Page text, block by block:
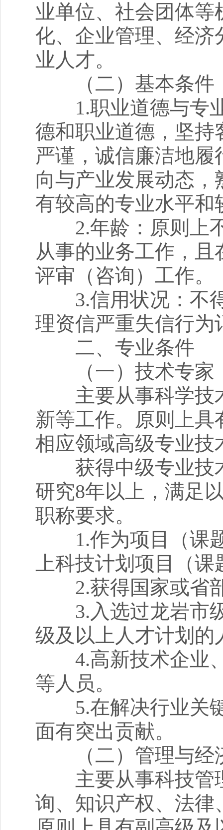
业单位、社会团体
化、企业管理、经济
业人才。
（二）基本条件
1.职业道德与专业
德和职业道德，坚持
严谨，诚信廉洁地
向与产业发展动态
有较高的专业水平和
2.年龄：原则上不
从事的业务工作，
评审（咨询）工作。
3.信用状况：不得
理资信严重失信行为
二、专业条件
（一）技术专家
主要从事科学技
新等工作。原则上
相应领域高级专业技
获得中级专业技
研究8年以上，满足
职称要求。
1.作为项目（课题
上科技计划项目（课
2.获得国家或省
3.入选过龙岩市级
级及以上人才计划的
4.高新技术企业、
等人员。
5.在解决行业关键
面有突出贡献。
（二）管理与经
主要从事科技管
询、知识产权、法律